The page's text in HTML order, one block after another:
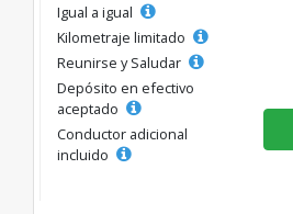
Igual a igual
Kilometraje limitado
Reunirse y Saludar
Depósito en efectivo
aceptado
Conductor adicional
incluido